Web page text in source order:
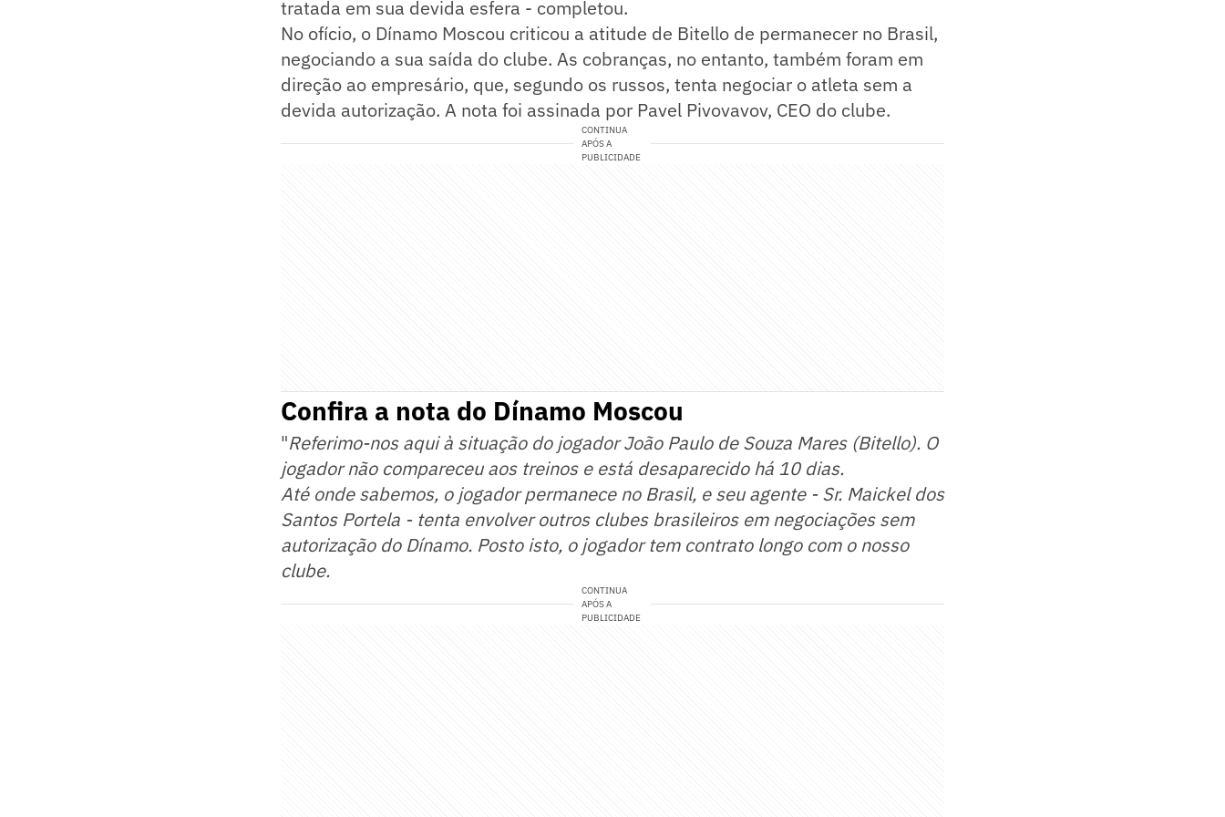
tratada em sua devida esfera - completou.
No ofício, o Dínamo Moscou criticou a atitude de Bitello de permanecer no Brasil,
negociando a sua saída do clube. As cobranças, no entanto, também foram em
direção ao empresário, que, segundo os russos, tenta negociar o atleta sem a
devida autorização. A nota foi assinada por Pavel Pivovavov, CEO do clube.
CONTINUA
APÓS A
PUBLICIDADE
Confira a nota do Dínamo Moscou
"Referimo-nos aqui à situação do jogador João Paulo de Souza Mares (Bitello). O
jogador não compareceu aos treinos e está desaparecido há 10 dias.
Até onde sabemos, o jogador permanece no Brasil, e seu agente - Sr. Maickel dos
Santos Portela - tenta envolver outros clubes brasileiros em negociações sem
autorização do Dínamo. Posto isto, o jogador tem contrato longo com o nosso
clube.
CONTINUA
APÓS A
PUBLICIDADE